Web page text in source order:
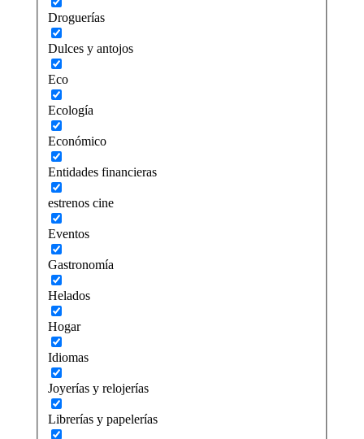
Droguerías
Dulces y antojos
Eco
Ecología
Económico
Entidades financieras
estrenos cine
Eventos
Gastronomía
Helados
Hogar
Idiomas
Joyerías y relojerías
Librerías y papelerías